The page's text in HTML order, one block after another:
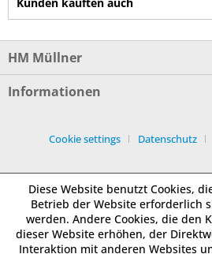
HM Müllner
Informationen
Cookie settings Datenschutz
Diese Website benutzt Cookies,
Betrieb der Website erforderlich
werden. Andere Cookies, die den
dieser Website erhöhen, der
Interaktion mit anderen Websites